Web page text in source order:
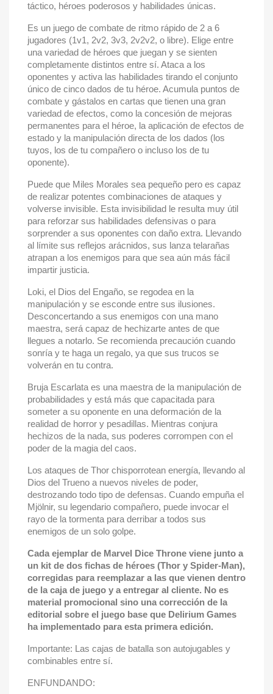
táctico, héroes poderosos y habilidades únicas.
Es un juego de combate de ritmo rápido de 2 a 6
jugadores (1v1, 2v2, 3v3, 2v2v2, o libre). Elige entre
una variedad de héroes que juegan y se sienten
completamente distintos entre sí. Ataca a los
oponentes y activa las habilidades tirando el conjunto
único de cinco dados de tu héroe. Acumula puntos de
combate y gástalos en cartas que tienen una gran
variedad de efectos, como la concesión de mejoras
permanentes para el héroe, la aplicación de efectos de
estado y la manipulación directa de los dados (los
tuyos, los de tu compañero o incluso los de tu
oponente).
Puede que Miles Morales sea pequeño pero es capaz
de realizar potentes combinaciones de ataques y
volverse invisible. Esta invisibilidad le resulta muy útil
para reforzar sus habilidades defensivas o para
sorprender a sus oponentes con daño extra. Llevando
al límite sus reflejos arácnidos, sus lanza telarañas
atrapan a los enemigos para que sea aún más fácil
impartir justicia.
Loki, el Dios del Engaño, se regodea en la
manipulación y se esconde entre sus ilusiones.
Desconcertando a sus enemigos con una mano
maestra, será capaz de hechizarte antes de que
llegues a notarlo. Se recomienda precaución cuando
sonría y te haga un regalo, ya que sus trucos se
volverán en tu contra.
Bruja Escarlata es una maestra de la manipulación de
probabilidades y está más que capacitada para
someter a su oponente en una deformación de la
realidad de horror y pesadillas. Mientras conjura
hechizos de la nada, sus poderes corrompen con el
poder de la magia del caos.
Los ataques de Thor chisporrotean energía, llevando al
Dios del Trueno a nuevos niveles de poder,
destrozando todo tipo de defensas. Cuando empuña el
Mjölnir, su legendario compañero, puede invocar el
rayo de la tormenta para derribar a todos sus
enemigos de un solo golpe.
Cada ejemplar de Marvel Dice Throne viene junto a
un kit de dos fichas de héroes (Thor y Spider-Man),
corregidas para reemplazar a las que vienen dentro
de la caja de juego y a entregar al cliente. No es
material promocional sino una corrección de la
editorial sobre el juego base que Delirium Games
ha implementado para esta primera edición.
Importante: Las cajas de batalla son autojugables y
combinables entre sí.
ENFUNDANDO: